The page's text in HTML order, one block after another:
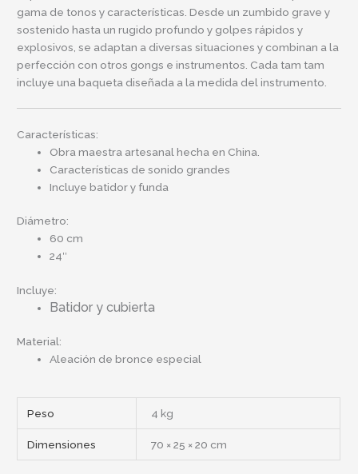
gama de tonos y características. Desde un zumbido grave y
sostenido hasta un rugido profundo y golpes rápidos y
explosivos, se adaptan a diversas situaciones y combinan a la
perfección con otros gongs e instrumentos. Cada tam tam
incluye una baqueta diseñada a la medida del instrumento.
Características:
Obra maestra artesanal hecha en China.
Características de sonido grandes
Incluye batidor y funda
Diámetro:
60 cm
24″
Incluye:
Batidor y cubierta
Material:
Aleación de bronce especial
Peso 4 kg
Dimensiones 70 × 25 × 20 cm